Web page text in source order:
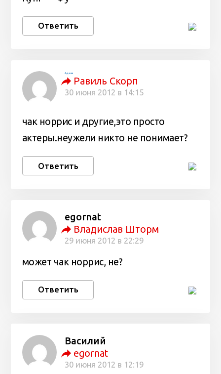
Ответить
Аделя
Равиль Скорп
30 июня 2012 в 14:15
чак норрис и другие,это просто
актеры.неужели никто не понимает?
Ответить
egornat
Владислав Шторм
29 июня 2012 в 22:29
может чак норрис, не?
Ответить
Василий
egornat
30 июня 2012 в 12:19